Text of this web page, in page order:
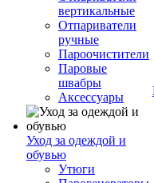
вертикальные
Отпариватели
ручные
Пароочистители
Паровые
швабры
Аксессуары
Уход за одеждой и
обувью
Утюги